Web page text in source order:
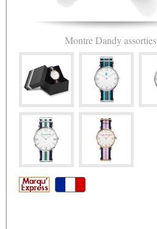
Montre Dandy assorties